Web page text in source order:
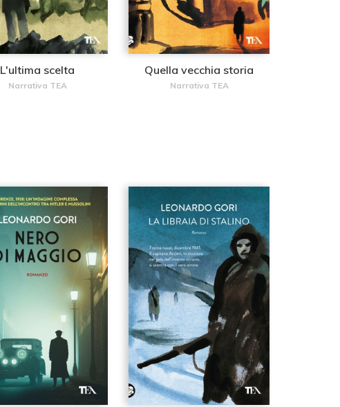
L'ultima scelta
Narrativa TEA
Quella vecchia storia
Narrativa TEA